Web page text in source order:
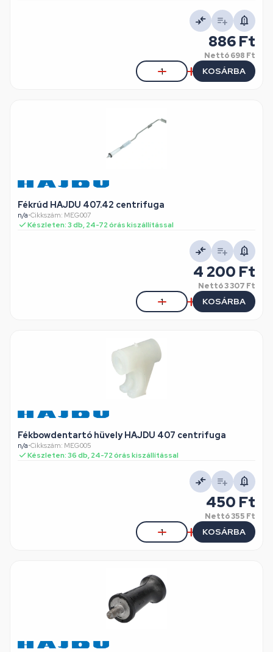
886 Ft
Nettó698 Ft
KOSÁRBA
Fékrúd HAJDU 407.42 centrifuga
n/a•Cikkszám: MEG007
Készleten: 3 db, 24-72 órás kiszállítással
4 200 Ft
Nettó3 307 Ft
KOSÁRBA
Fékbowdentartó hüvely HAJDU 407 centrifuga
n/a•Cikkszám: MEG005
Készleten: 36 db, 24-72 órás kiszállítással
450 Ft
Nettó355 Ft
KOSÁRBA